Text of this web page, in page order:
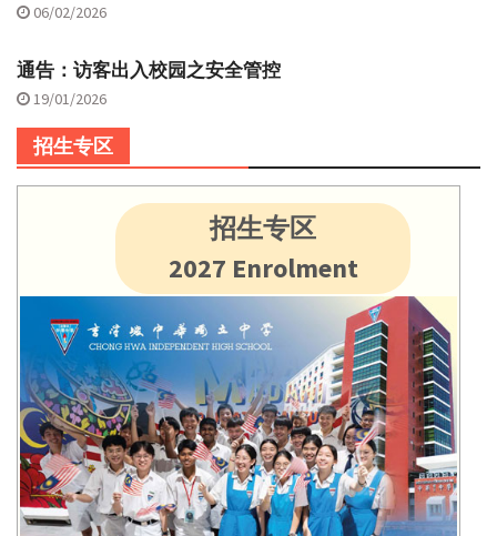
06/02/2026
通告：访客出入校园之安全管控
19/01/2026
招生专区
招生专区
2027 Enrolment